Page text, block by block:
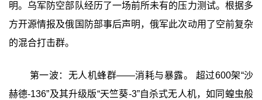
明。乌军防空部队经历了一场前所未有的压力测试。根据多
方开源情报及俄国防部事后声明，俄军此次动用了空前复杂
的混合打击群。
第一波：无人机蜂群——消耗与暴露。 超过600架“沙
赫德-136”及其升级版“天竺葵-3”自杀式无人机，如同蝗虫般